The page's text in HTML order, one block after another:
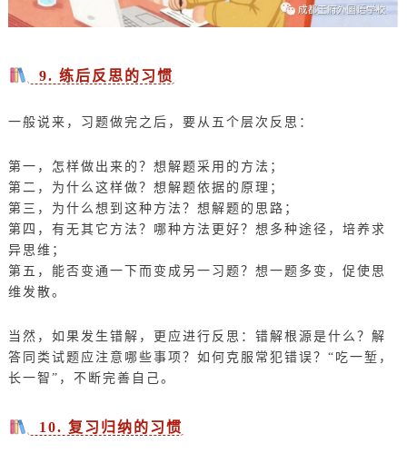
9. 练后反思的习惯
一般说来，习题做完之后，要从五个层次反思：
第一，怎样做出来的？想解题采用的方法；
第二，为什么这样做？想解题依据的原理；
第三，为什么想到这种方法？想解题的思路；
第四，有无其它方法？哪种方法更好？想多种途径，培养求
异思维；
第五，能否变通一下而变成另一习题？想一题多变，促使思
维发散。
当然，如果发生错解，更应进行反思：错解根源是什么？解
答同类试题应注意哪些事项？如何克服常犯错误？“吃一堑，
长一智”，不断完善自己。
10. 复习归纳的习惯